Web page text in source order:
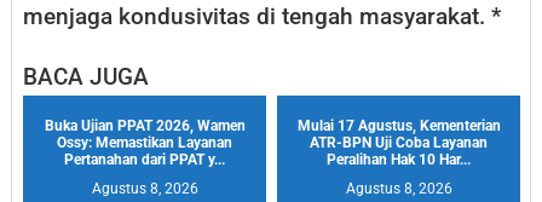
menjaga kondusivitas di tengah masyarakat. *
BACA JUGA
Buka Ujian PPAT 2026, Wamen
Ossy: Memastikan Layanan
Pertanahan dari PPAT y...
Agustus 8, 2026
Mulai 17 Agustus, Kementerian
ATR-BPN Uji Coba Layanan
Peralihan Hak 10 Har...
Agustus 8, 2026